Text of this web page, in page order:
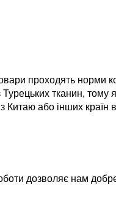
проходять норми
тканин, тому
Китаю або інших країн
дозволяє нам